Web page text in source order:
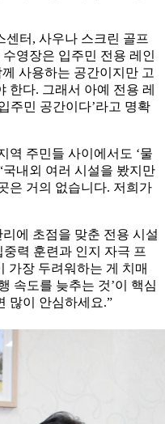
센터, 사우나 스크린 골프
영장은 입주민 전용 레인
사용하는 공간이지만 고
한다. 그래서 아예 전용 레
주민 공간이다’라고 명확
역 주민들 사이에서도 ‘물
국내외 여러 시설을 봤지만
은 거의 없습니다. 저희가
에 초점을 맞춘 전용 시설
력 훈련과 인지 자극 프
가장 두려워하는 게 치매
속도를 늦추는 것’이 핵심
많이 안심하세요.”